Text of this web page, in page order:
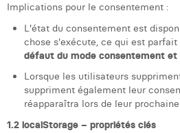
Implications pour le consentement :
L'état du consentement est
chose s'exécute, ce qui est parfait
défaut du mode consentement et
Lorsque les utilisateurs
suppriment également leur
réapparaîtra lors de leur
1.2 localStorage – propriétés clés